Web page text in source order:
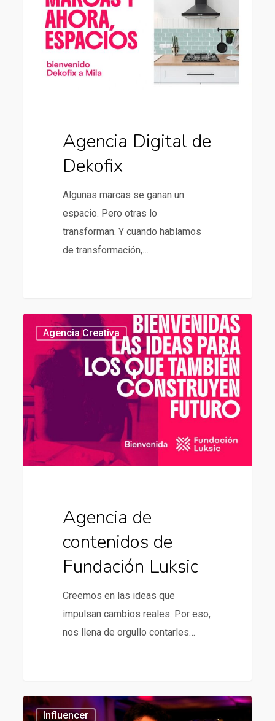
Agencia Digital de
Dekofix
Algunas marcas se ganan un
espacio. Pero otras lo
transforman. Y cuando hablamos
de transformación,…
Agencia
contenidos
de
Fundación
Luksic
Agencia Creativa
Agencia de
contenidos de
Fundación Luksic
Creemos en las ideas que
impulsan cambios reales. Por eso,
nos llena de orgullo contarles…
439
Mejores
Influencer 434